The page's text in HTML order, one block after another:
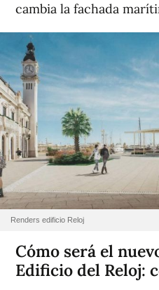
cambia la fachada
Renders edificio Reloj
Cómo será el
Edificio del Reloj: